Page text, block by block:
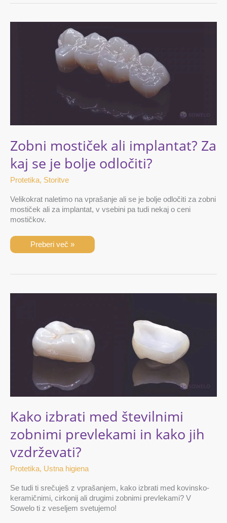
Zobni mostiček ali implantat? Za
kaj se je bolje odločiti?
Protetika, Storitve
Velikokrat naletimo na vprašanje ali se je bolje odločiti za zobni
mostiček ali za implantat, v vsebini pa tudi nekaj o ceni
mostičkov.
implantat?
Preberi več »
Kako izbrati med številnimi
zobnimi prevlekami in kako jih
vzdrževati?
Protetika, Ustna higiena
Se tudi ti srečuješ z vprašanjem, kako izbrati med kovinsko-
keramičnimi, cirkonij ali drugimi zobnimi prevlekami? V
Sowelo ti z veseljem svetujemo!
Kako
zobnimi
prevlekami
in
kako
jih
vzdrževati?